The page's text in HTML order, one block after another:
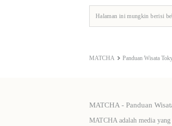
Halaman ini mungkin berisi
MATCHA Panduan Wisata
MATCHA - Panduan
MATCHA adalah media